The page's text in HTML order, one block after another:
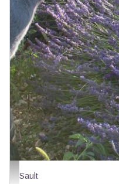
Au plant de la saulce - Aude Berra
Sault